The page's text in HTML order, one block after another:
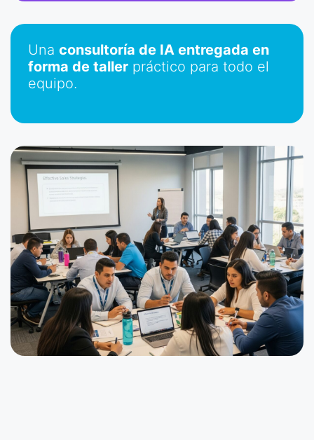
Una consultoría de IA entregada en
forma de taller práctico para todo el
equipo.